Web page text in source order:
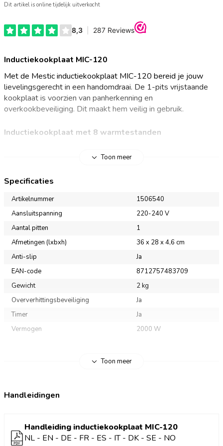
Dit artikel is online tijdelijk uitverkocht
Inductiekookplaat MIC-120
Met de Mestic inductiekookplaat MIC-120 bereid je jouw
lievelingsgerecht in een handomdraai. De 1-pits vrijstaande
kookplaat is voorzien van panherkenning en
overkookbeveiliging. Dit maakt hem veilig in gebruik.
Inductiekookplaat met 8 warmtestanden
De elektrische kookplaat is een handige extra pit voor thuis of
perfect voor grotere pannen. De inductiekookplaat beschikt
over 8 warmtestanden, die je met het touch panel bedient. Je
kunt ervoor kiezen om de warmtestanden weer te geven in
temperatuur of wattage. Zo zie je hoeveel energie je verbruikt
kamperen en over weinig stroom beschikt.
Belangrijkste voordelen
wattage
Panherkenning en overkookbeveiliging
Instelbare timer
overspanningsbeveiliging
De antislipvoetjes van de MIC-120 zorgen ervoor dat het
instelbare timer met een uitschakelsignaal. Wanneer de timer
is afgelopen, gaat er een signaal af en schakelt hij automatisch
Toon meer
Specificaties
Artikelnummer
1506540
Aansluitspanning
220-240 V
Aantal pitten
1
Afmetingen (lxbxh)
36 x 28 x 4,6 cm
Anti-slip
Ja
EAN-code
8712757483709
Gewicht
2 kg
Oververhittingsbeveiliging
Ja
Timer
Ja
Vermogen
2000 W
Toon meer
Handleidingen
Handleiding inductiekookplaat MIC-120
NL - EN - DE - FR - ES - IT - DK - SE - NO